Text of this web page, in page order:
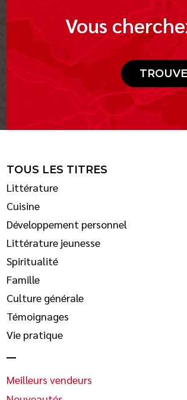
Vous
TOUS LES TITRES
Littérature
Cuisine
Développement personnel
Littérature jeunesse
Spiritualité
Famille
Culture générale
Témoignages
Vie pratique
Meilleurs vendeurs